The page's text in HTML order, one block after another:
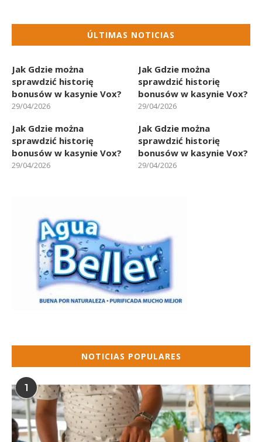
ÚLTIMAS NOTICIAS
Jak Gdzie można
sprawdzić historię
bonusów w kasynie Vox?
29/04/2026
Jak Gdzie można
sprawdzić historię
bonusów w kasynie Vox?
29/04/2026
Jak Gdzie można
sprawdzić historię
bonusów w kasynie Vox?
29/04/2026
Jak Gdzie można
sprawdzić historię
bonusów w kasynie Vox?
29/04/2026
NOTICIAS POPULARES
1